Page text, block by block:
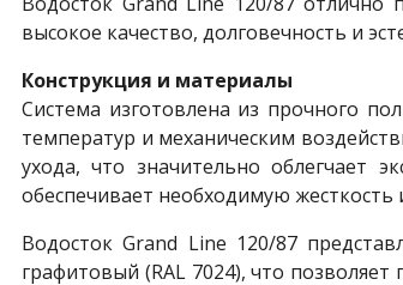
высокое качество, долговечность и
Конструкция и материалы
Система изготовлена из прочного
температур и механическим
ухода, что значительно облегчает
обеспечивает необходимую жесткость
Водосток Grand Line 120/87
графитовый (RAL 7024), что